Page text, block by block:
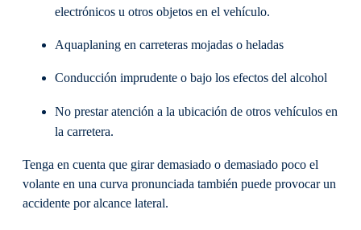
electrónicos u otros objetos en el vehículo.
Aquaplaning en carreteras mojadas o heladas
Conducción imprudente o bajo los efectos del alcohol
No prestar atención a la ubicación de otros vehículos en
la carretera.
Tenga en cuenta que girar demasiado o demasiado poco el
volante en una curva pronunciada también puede provocar un
accidente por alcance lateral.